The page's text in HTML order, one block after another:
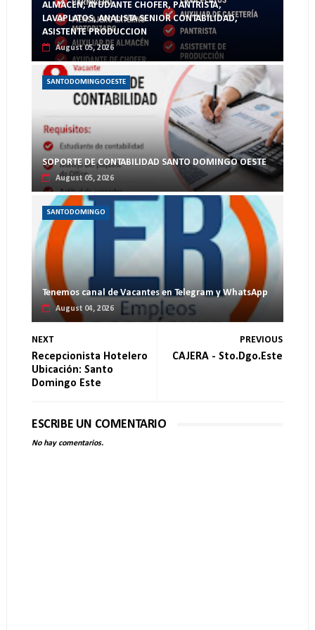
ALMACEN, AYUDANTE CHOFER, PANTRISTA,
LAVAPLATOS, ANALISTA SENIOR CONTABILIDAD,
ASISTENTE PRODUCCION
August 05, 2026
SANTODOMINGOOESTE
SOPORTE DE CONTABILIDAD SANTO DOMINGO OESTE
August 05, 2026
SANTODOMINGO
Tenemos canal de Vacantes en Telegram y WhatsApp
August 04, 2026
NEXT
Recepcionista Hotelero
Ubicación: Santo
Domingo Este
PREVIOUS
CAJERA - Sto.Dgo.Este
ESCRIBE UN COMENTARIO
No hay comentarios.